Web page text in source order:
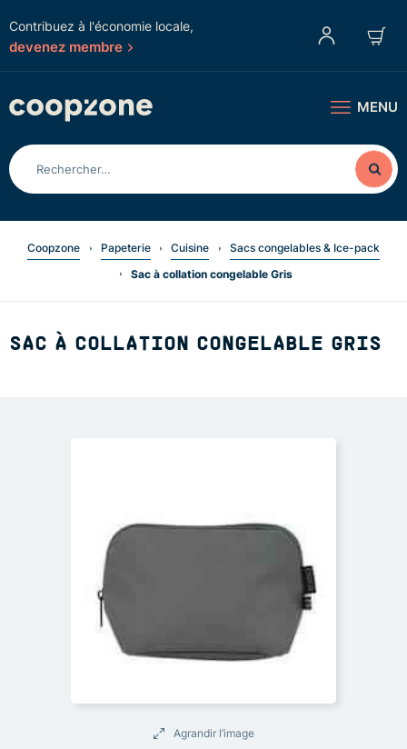
Contribuez à l'économie locale,
devenez membre
MENU
Coopzone Papeterie Cuisine
Sacs congelables & Ice-pack
Sac à collation congelable Gris
SAC À COLLATION CONGELABLE GRIS
Agrandir l’image